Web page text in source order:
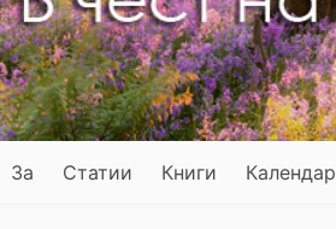
За Статии Книги Календар